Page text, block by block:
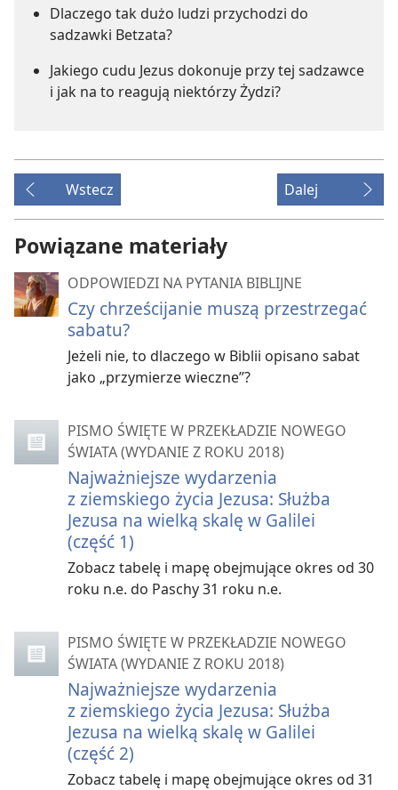
Dlaczego tak dużo ludzi przychodzi do
sadzawki Betzata?
Jakiego cudu Jezus dokonuje przy tej sadzawce
i jak na to reagują niektórzy Żydzi?
Wstecz Dalej
Powiązane materiały
ODPOWIEDZI NA PYTANIA BIBLIJNE
Czy chrześcijanie muszą przestrzegać
sabatu?
Jeżeli nie, to dlaczego w Biblii opisano sabat
jako „przymierze wieczne”?
PISMO ŚWIĘTE W PRZEKŁADZIE NOWEGO
ŚWIATA (WYDANIE Z ROKU 2018)
Najważniejsze wydarzenia
z ziemskiego życia Jezusa: Służba
Jezusa na wielką skalę w Galilei
(część 1)
Zobacz tabelę i mapę obejmujące okres od 30
roku n.e. do Paschy 31 roku n.e.
PISMO ŚWIĘTE W PRZEKŁADZIE NOWEGO
ŚWIATA (WYDANIE Z ROKU 2018)
Najważniejsze wydarzenia
z ziemskiego życia Jezusa: Służba
Jezusa na wielką skalę w Galilei
(część 2)
Zobacz tabelę i mapę obejmujące okres od 31